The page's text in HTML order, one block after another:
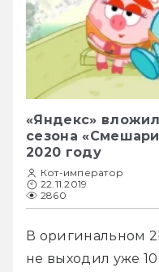
«Яндекс»
сезона
2020 году
Кот-император
22.11.2019
2860
В оригинальном
не выходил уже 10